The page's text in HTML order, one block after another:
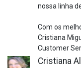
nossa linha
Com os
Cristiana
Customer
Cristiana